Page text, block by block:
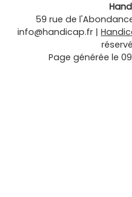
59 rue de
info@handicap.fr |
Page générée le